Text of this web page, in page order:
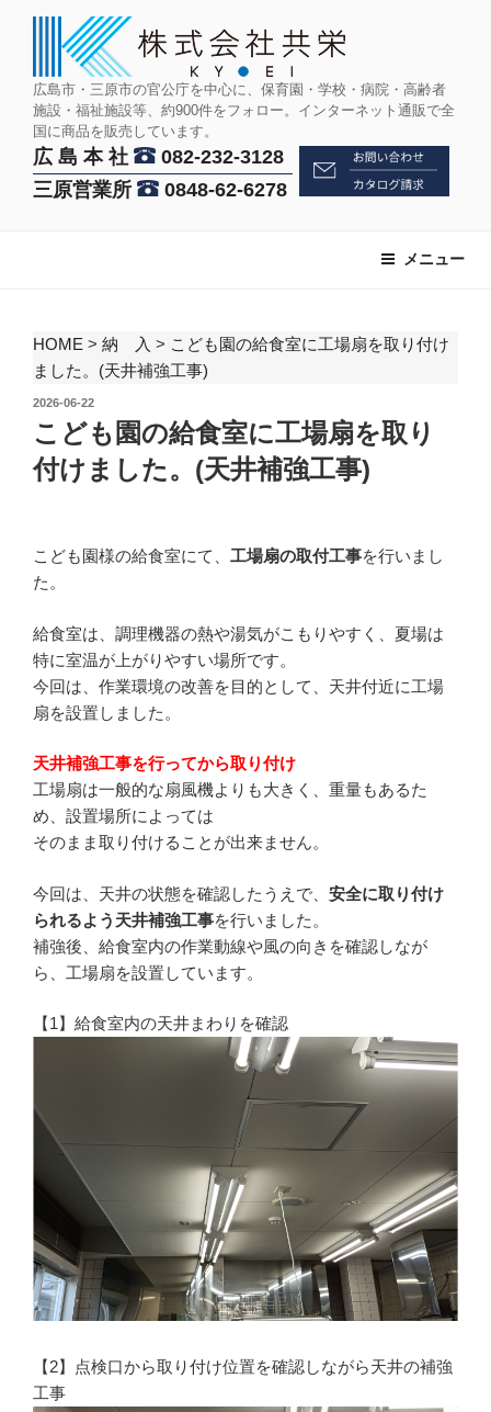
広島市・三原市の官公庁を中心に、保育園・学校・病院・高齢者
施設・福祉施設等、約900件をフォロー。インターネット通販で全
国に商品を販売しています。
広 島 本 社
082-232-3128
三原営業所
0848-62-6278
メニュー
HOME > 納 入 > こども園の給食室に工場扇を取り付け
ました。(天井補強工事)
投
稿
日:
2026-06-22
こども園の給食室に工場扇を取り
付けました。(天井補強工事)
こども園様の給食室にて、 工場扇の取付工事を行いまし
た。
給食室は、調理機器の熱や湯気がこもりやすく、夏場は
特に室温が上がりやすい場所です。
今回は、作業環境の改善を目的として、天井付近に工場
扇を設置しました。
天井補強工事を行ってから取り付け
工場扇は一般的な扇風機よりも大きく、重量もあるた
め、設置場所によっては
そのまま取り付けることが出来ません。
今回は、天井の状態を確認したうえで、 安全に取り付け
られるよう天井補強工事を行いました。
補強後、給食室内の作業動線や風の向きを確認しなが
ら、工場扇を設置しています。
【1】給食室内の天井まわりを確認
【2】点検口から取り付け位置を確認しながら天井の補強
工事